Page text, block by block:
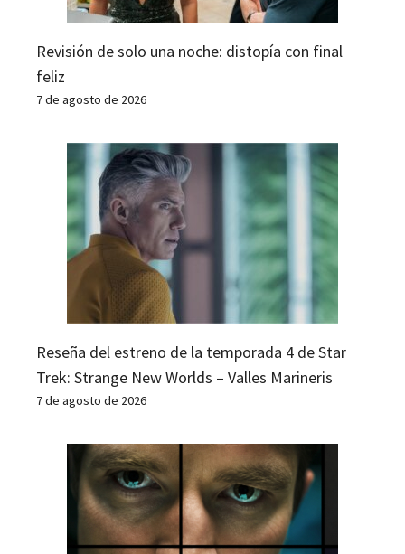
Revisión de solo una noche: distopía con final
feliz
7 de agosto de 2026
Reseña del estreno de la temporada 4 de Star
Trek: Strange New Worlds – Valles Marineris
7 de agosto de 2026